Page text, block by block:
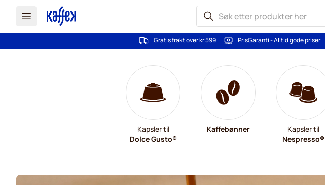
Gratis frakt over kr 599 PrisGaranti - Alltid gode priser
Kapsler til
Dolce Gusto®
Kaffebønner
Kapsler til
Nespresso®